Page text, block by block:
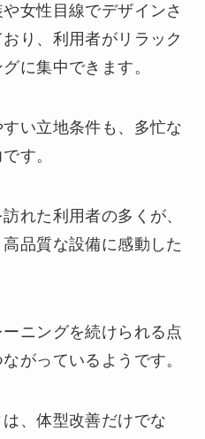
女性目線でデザインさ
り、利用者がリラック
に集中できます。
い立地条件も、多忙な
す。
れた利用者の多くが、
品質な設備に感動した
ニングを続けられる点
がっているようです。
、体型改善だけでな